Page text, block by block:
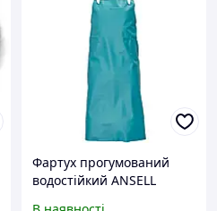
Фартух прогумований
водостійкий ANSELL